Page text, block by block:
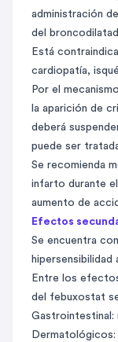
administración
del
Está
cardiopatía,
Por el
la aparición de
deberá
puede ser
Se recomienda
infarto durante
aumento de
Efectos
Se encuentra
Entre los
del febuxostat
Gastrointestinal:
Dermatológicos: